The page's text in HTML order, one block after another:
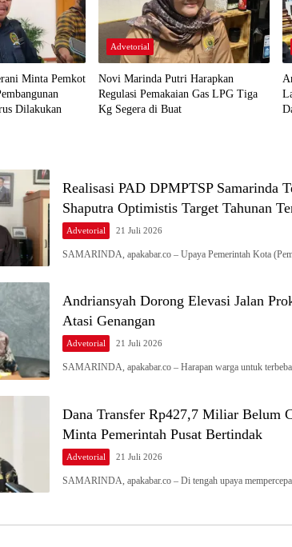
Minta Pemkot
Dilakukan
Advetorial
Novi Marinda Putri Harapkan
Regulasi Pemakaian Gas LPG Tiga
Kg Segera di Buat
Realisasi PAD DPMPTSP Samarinda
Shaputra Optimistis Target Tahunan
Advetorial 21 Juli 2026
SAMARINDA, apakabar.co – Upaya Pemerintah Kota
Andriansyah Dorong Elevasi Jalan
Atasi Genangan
Advetorial 21 Juli 2026
SAMARINDA, apakabar.co – Harapan warga untuk
Dana Transfer Rp427,7 Miliar Belum
Minta Pemerintah Pusat Bertindak
Advetorial 21 Juli 2026
SAMARINDA, apakabar.co – Di tengah upaya